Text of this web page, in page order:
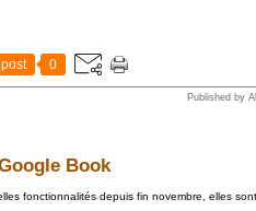
0
Published by
Book
fonctionnalités depuis fin novembre, elles